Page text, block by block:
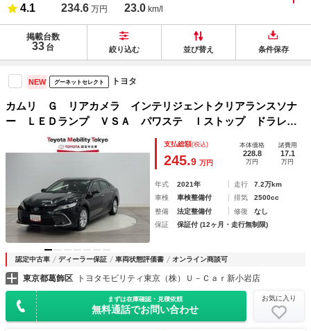
4.1 234.6 万円 23.0 km/l
掲載台数
33 台 絞り込む 並び替え 条件保存
NEW グーネットセレクト トヨタ
カムリ Ｇ リアカメラ インテリジェントクリアランスソナ
ー ＬＥＤランプ ＶＳＡ パワステ Ｉストップ ドラレコ
付き パワーウィンドウ パワーシート エアバッグ ＥＴＣ
車載器 オ－トエアコン ＡＢＳ 点検記録簿
支払総額(税込)
245.9 万円
本体価格
228.8
万円
諸費用
17.1
万円
年式 2021年 走行
7.2万km
車検
車検整備付 排気
2500cc
整備
法定整備付 修復
なし
保証
保証付 (12ヶ月・走行無制限)
認定中古車 ディーラー保証 車両状態評価書 オンライン商談可
東京都葛飾区 トヨタモビリティ東京（株）Ｕ－Ｃａｒ新小岩店
まずは在庫確認・見積依頼
無料通話でお問い合わせ
お気に入り